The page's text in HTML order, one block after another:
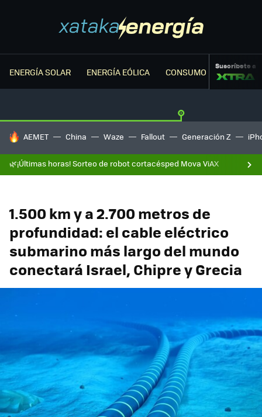
ENERGÍA SOLAR ENERGÍA EÓLICA CONSUMO ENERGÉTICO
Suscríbete a
HOY SE HABLA DE
AEMET China Waze Fallout Generación Z
🌿¡Últimas horas! Sorteo de robot cortacésped Mova ViAX
1.500 km y a 2.700 metros de
profundidad: el cable eléctrico
submarino más largo del mundo
conectará Israel, Chipre y Grecia